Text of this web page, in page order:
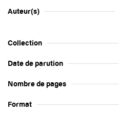
Auteur(s)
Collection
Date de parution
Nombre de pages
Format